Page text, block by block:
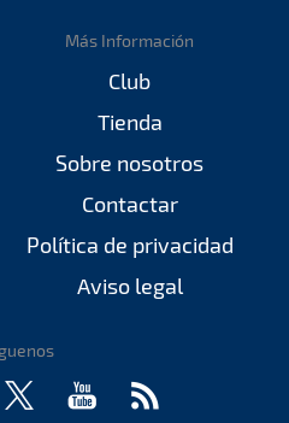
Más Información
Club
Tienda
Sobre nosotros
Contactar
Política de privacidad
Aviso legal